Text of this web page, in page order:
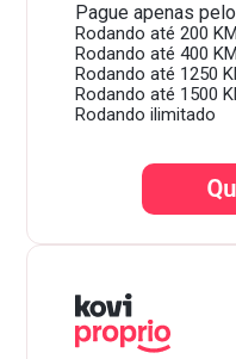
Pague apenas
Rodando até 200 KM
Rodando até 400 KM
Rodando até 1250
Rodando até 1500
Rodando ilimitado